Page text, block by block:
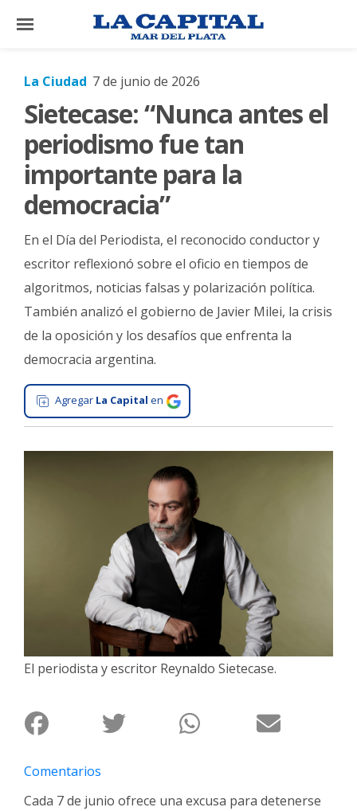
×
El
El
Mundo
La
Cultura
Tecnología
Gastronomía
General
La
Familia
Fúnebres
La Ciudad 7 de junio de 2026
Sietecase: “Nunca antes el
periodismo fue tan
importante para la
democracia”
En el Día del Periodista, el reconocido conductor y
escritor reflexionó sobre el oficio en tiempos de
algoritmos, noticias falsas y polarización política.
También analizó el gobierno de Javier Milei, la crisis
de la oposición y los desafíos que enfrenta la
democracia argentina.
Agregar La Capital en
El periodista y escritor Reynaldo Sietecase.
Comentarios
Cada 7 de junio ofrece una excusa para detenerse